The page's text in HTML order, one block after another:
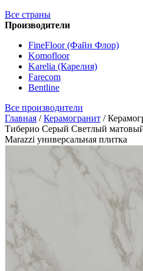
Все страны
Производители
FineFloor (Файн Флор)
Komofloor
Karelia (Карелия)
Farecom
Bentline
Все производители
Главная /Керамогранит /
Тиберио Серый Светлый
Marazzi универсальная плитка